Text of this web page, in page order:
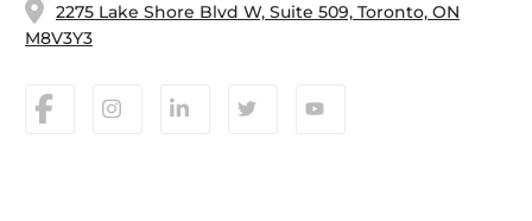
2275 Lake Shore Blvd W, Suite 509, Toronto, ON
M8V3Y3